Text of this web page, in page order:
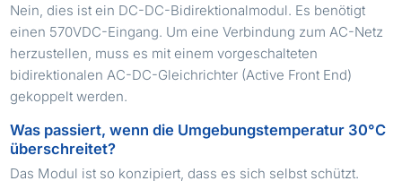
Nein, dies ist ein DC-DC-Bidirektionalmodul. Es benötigt
einen 570VDC-Eingang. Um eine Verbindung zum AC-Netz
herzustellen, muss es mit einem vorgeschalteten
bidirektionalen AC-DC-Gleichrichter (Active Front End)
gekoppelt werden.
Was passiert, wenn die Umgebungstemperatur 30°C
überschreitet?
Das Modul ist so konzipiert, dass es sich selbst schützt.